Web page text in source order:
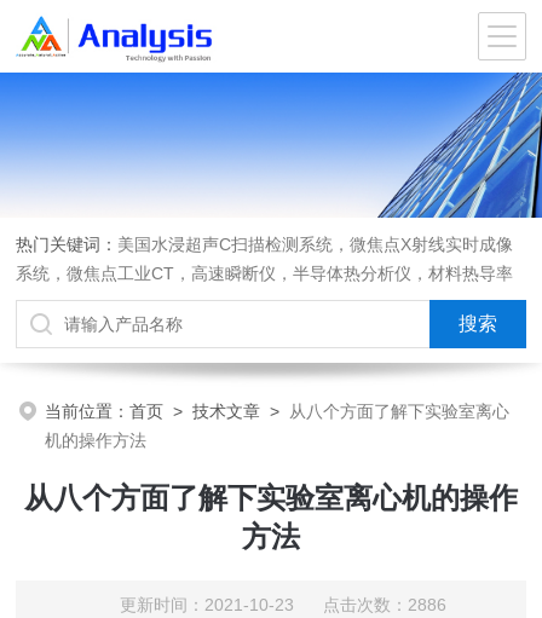
热门关键词： 美国水浸超声C扫描检测系统，微焦点X射线实时成像
系统，微焦点工业CT，高速瞬断仪，半导体热分析仪，材料热导率
测试仪，材料热膨胀系数测试仪，进口离心机，可编程匀胶机烤胶机
热板，光弹仪应力双折射仪
当前位置：首页 >技术文章 > 从八个方面了解下实验室离心
机的操作方法
从八个方面了解下实验室离心机的操作
方法
更新时间：2021-10-23 点击次数：2886